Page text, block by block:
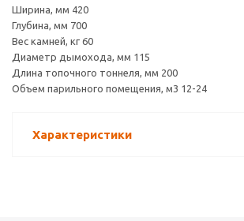
Ширина, мм 420
Глубина, мм 700
Вес камней, кг 60
Диаметр дымохода, мм 115
Длина топочного тоннеля, мм 200
Объем парильного помещения, м3 12-24
Характеристики